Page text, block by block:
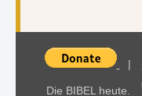
|
Die BIBEL heute.